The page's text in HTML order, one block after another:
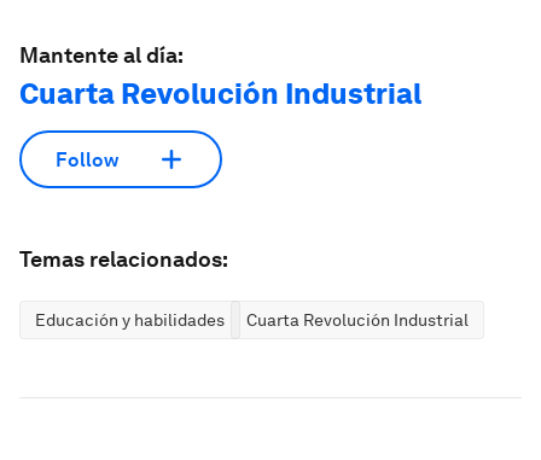
Mantente al día:
Cuarta Revolución Industrial
Follow
Temas relacionados:
Educación y habilidades Cuarta Revolución Industrial